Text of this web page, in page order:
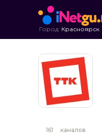
Город: Красноярск
161 каналов